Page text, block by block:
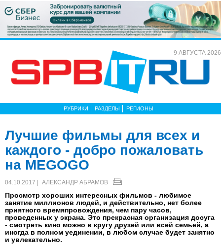
9 АВГУСТА 2026
РУБРИКИ РАЗДЕЛЫ РЕГИОНЫ
Лучшие фильмы для всех и
каждого - добро пожаловать
на MEGOGO
04.10.2017 | АЛЕКСАНДР АБРАМОВ
Просмотр хороших интересных фильмов - любимое
занятие миллионов людей, и действительно, нет более
приятного времяпровождения, чем пару часов,
проведенных у экрана. Это прекрасная организация досуга
- смотреть кино можно в кругу друзей или всей семьей, а
иногда в полном уединении, в любом случае будет занятно
и увлекательно.